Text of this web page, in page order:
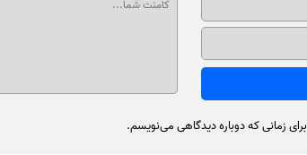
زمانی که دوباره دیدگاهی می‌نویسم.